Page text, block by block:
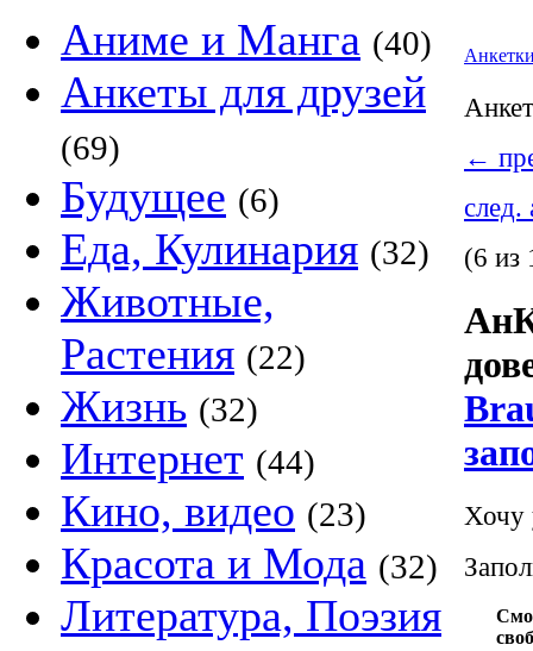
Аниме и Манга (40)
Анкеты для друзей
(69)
Будущее (6)
Еда, Кулинария (32)
Животные,
Растения (22)
Жизнь (32)
Интернет (44)
Кино, видео (23)
Красота и Мода (32)
Литература, Поэзия
←
след.
(6 из
Хочу